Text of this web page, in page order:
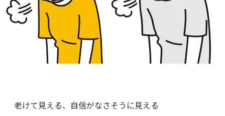
老けて見える、自信がなさそうに見える